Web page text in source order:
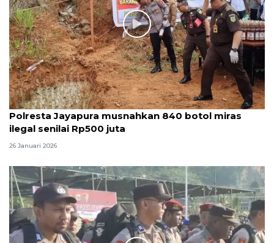
Polresta Jayapura musnahkan 840 botol miras
ilegal senilai Rp500 juta
26 Januari 2026